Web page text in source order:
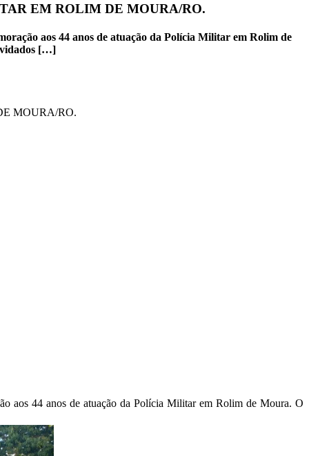
EM ROLIM DE MOURA/RO.
aos 44 anos de atuação da Polícia Militar em Rolim de
[…]
aos 44 anos de atuação da Polícia Militar em Rolim de Moura. O